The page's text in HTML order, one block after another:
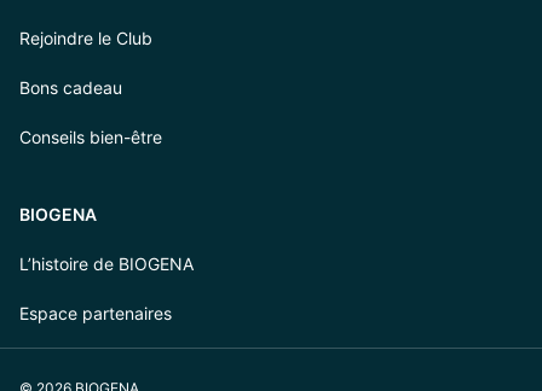
Rejoindre le Club
Bons cadeau
Conseils bien-être
BIOGENA
L’histoire de BIOGENA
Espace partenaires